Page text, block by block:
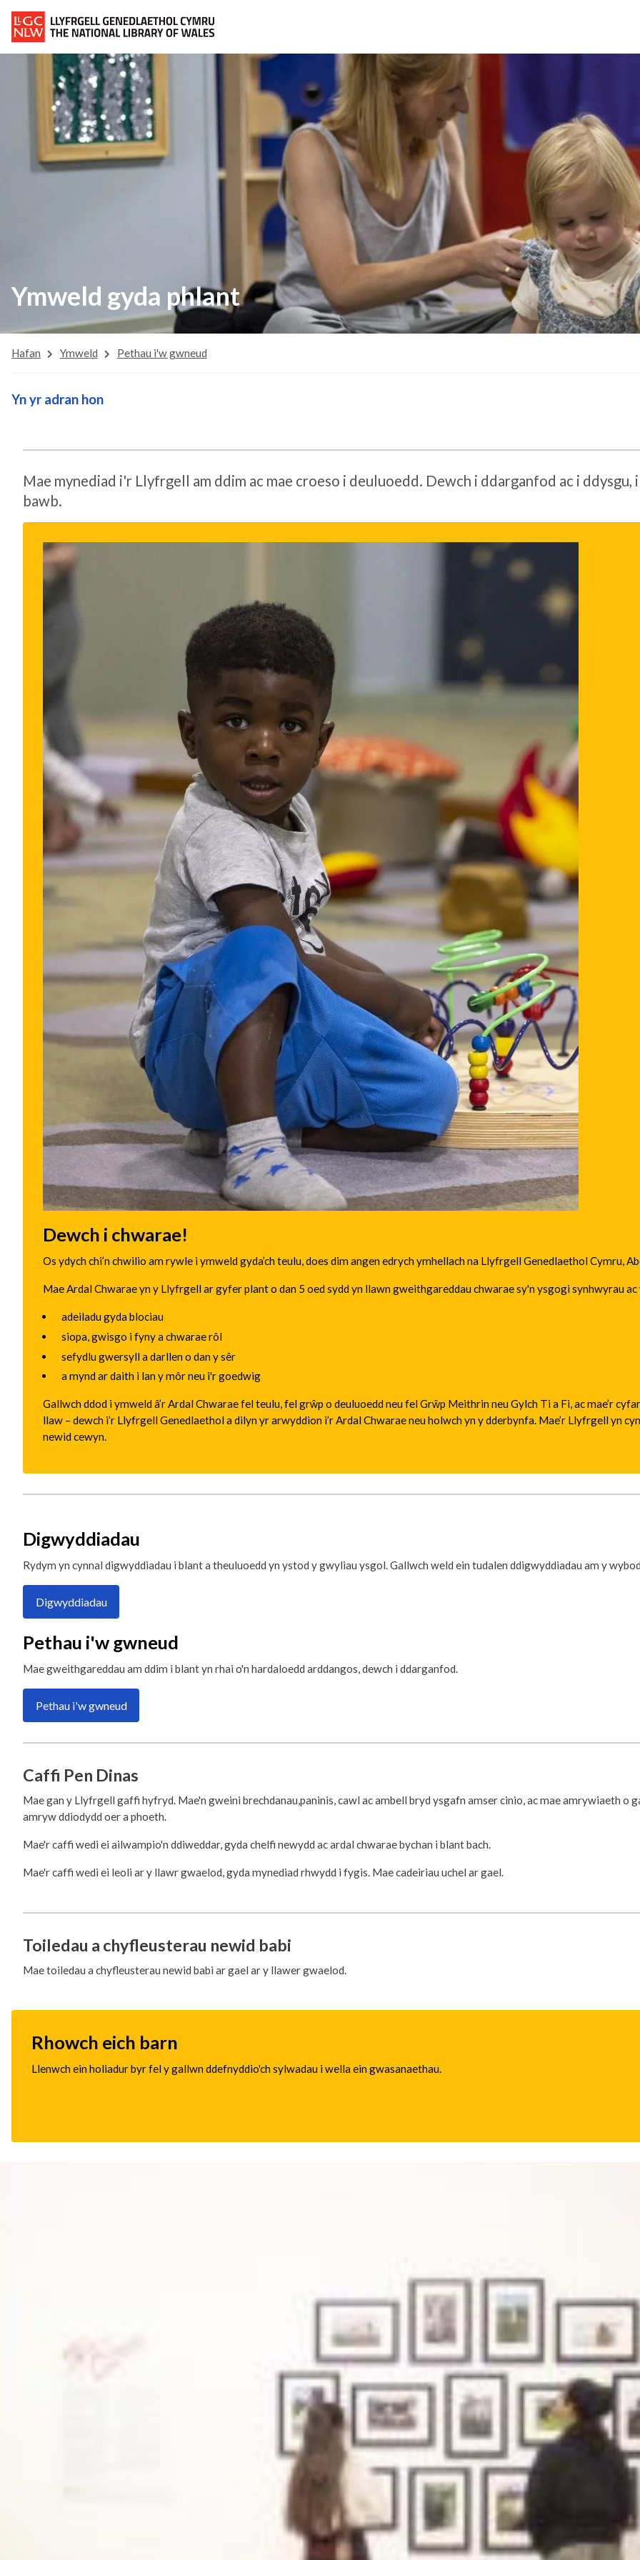
Ymweld gyda phlant
Hafan Ymweld Pethau i'w gwneud
Mae mynediad i'r Llyfrgell am ddim ac mae croeso i deuluoedd. Dewch i ddarganfod ac i
bawb.
Dewch i chwarae!
Os ydych chi’n chwilio am rywle i ymweld gyda’ch teulu, does dim angen edrych ymhellach na Llyfrgell Genedlaethol Cymru,
Mae Ardal Chwarae yn y Llyfrgell ar gyfer plant o dan 5 oed sydd yn llawn gweithgareddau chwarae sy'n ysgogi synhwyrau
adeiladu gyda blociau
siopa, gwisgo i fyny a chwarae rôl
sefydlu gwersyll a darllen o dan y sêr
a mynd ar daith i lan y môr neu i'r goedwig
Gallwch ddod i ymweld â’r Ardal Chwarae fel teulu, fel grŵp o deuluoedd neu fel Grŵp Meithrin neu Gylch Ti a Fi, ac mae’r
llaw – dewch i’r Llyfrgell Genedlaethol a dilyn yr arwyddion i’r Ardal Chwarae neu holwch yn y dderbynfa. Mae’r Llyfrgell yn
newid cewyn.
Digwyddiadau
Rydym yn cynnal digwyddiadau i blant a theuluoedd yn ystod y gwyliau ysgol. Gallwch weld ein tudalen ddigwyddiadau am y
Digwyddiadau
Pethau i'w gwneud
Mae gweithgareddau am ddim i blant yn rhai o'n hardaloedd arddangos, dewch i ddarganfod.
Pethau i'w gwneud
Caffi Pen Dinas
Mae gan y Llyfrgell gaffi hyfryd. Mae'n gweini brechdanau,paninis, cawl ac ambell bryd ysgafn amser cinio, ac mae amrywiaeth o
amryw ddiodydd oer a phoeth.
Mae'r caffi wedi ei ailwampio'n ddiweddar, gyda chelfi newydd ac ardal chwarae bychan i blant bach.
Mae'r caffi wedi ei leoli ar y llawr gwaelod, gyda mynediad rhwydd i fygis. Mae cadeiriau uchel ar gael.
Toiledau a chyfleusterau newid babi
Mae toiledau a chyfleusterau newid babi ar gael ar y llawer gwaelod.
Yn yr adran hon
Rhowch eich barn
Llenwch ein holiadur byr fel y gallwn ddefnyddio'ch sylwadau i wella ein gwasanaethau.